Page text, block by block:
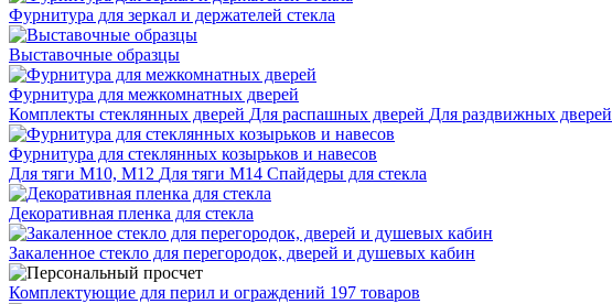
Фурнитура для зеркал и держателей стекла
Выставочные образцы
Фурнитура для межкомнатных дверей
Комплекты стеклянных дверей Для распашных дверей Для раздвижных дверей
Фурнитура для стеклянных козырьков и навесов
Для тяги М10, М12 Для тяги М14 Спайдеры для стекла
Декоративная пленка для стекла
Закаленное стекло для перегородок, дверей и душевых кабин
Комплектующие для перил и ограждений 197 товаров